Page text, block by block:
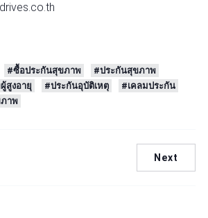
#ซื้อประกันสุขภาพ
#ประกันสุขภาพ
สูงอายุ
#ประกันอุบัติเหตุ
#เคลมประกัน
าพ
Next